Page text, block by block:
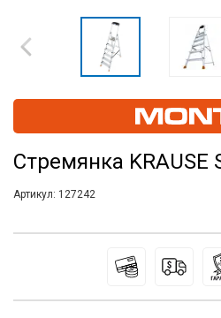
Стремянка KRAUSE
Артикул: 127242